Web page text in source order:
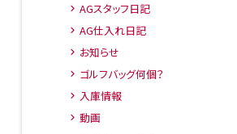
AGスタッフ日記
AG仕入れ日記
お知らせ
ゴルフバッグ何個？
入庫情報
動画